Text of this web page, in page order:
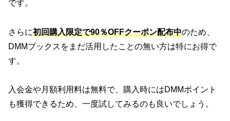
です。
さらに初回購入限定で90％OFFクーポン配布中のため、
DMMブックスをまだ活用したことの無い方は特にお得で
す。
入会金や月額利用料は無料で、購入時にはDMMポイント
も獲得できるため、一度試してみるのも良いでしょう。